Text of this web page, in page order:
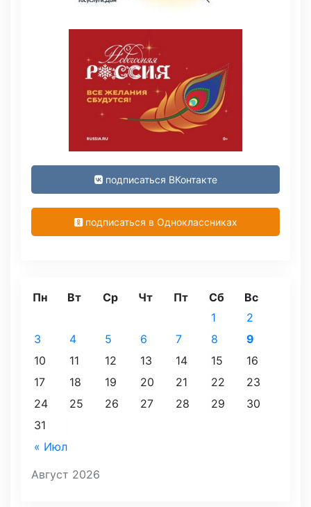
подписаться ВКонтакте
подписаться в Одноклассниках
Август 2026
Пн Вт Ср Чт Пт Сб Вс
« Июл
1
2
3
4 5 6 7 8
9
10
11 12 13 14 15
16
17
18 19 20 21 22
23
24
25 26 27 28 29
30
31